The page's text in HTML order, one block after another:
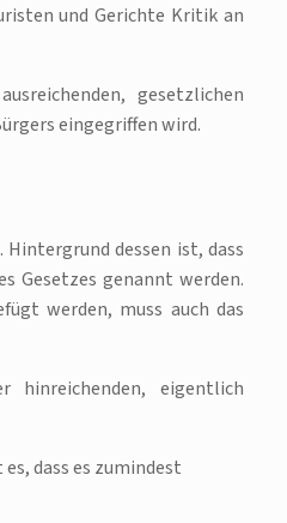
und Gerichte Kritik an
gesetzlichen
eingegriffen wird.
dessen ist, dass
Gesetzes genannt werden.
werden, muss auch das
eigentlich
dass es zumindest